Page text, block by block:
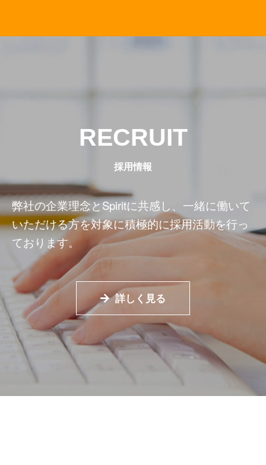
RECRUIT
採用情報
弊社の企業理念とSpiritに共感し、 一緒に働いて
いただける方を対象に積極的に採用活動を行っ
ております。
詳しく見る